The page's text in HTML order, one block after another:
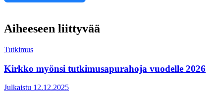
Aiheeseen liittyvää
Tutkimus
Kirkko myönsi tutkimusapurahoja vuodelle 2026
Julkaistu 12.12.2025